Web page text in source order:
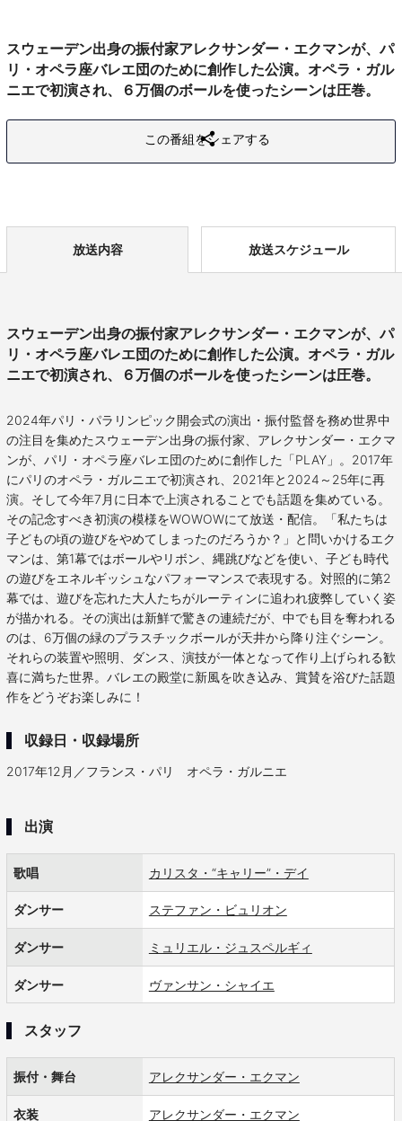
スウェーデン出身の振付家アレクサンダー・エクマンが、パ
リ・オペラ座バレエ団のために創作した公演。オペラ・ガル
ニエで初演され、６万個のボールを使ったシーンは圧巻。
この番組をシェアする
放送内容 放送スケジュール
スウェーデン出身の振付家アレクサンダー・エクマンが、パ
リ・オペラ座バレエ団のために創作した公演。オペラ・ガル
ニエで初演され、６万個のボールを使ったシーンは圧巻。
2024年パリ・パラリンピック開会式の演出・振付監督を務め世界中
の注目を集めたスウェーデン出身の振付家、アレクサンダー・エクマ
ンが、パリ・オペラ座バレエ団のために創作した「PLAY」。2017年
にパリのオペラ・ガルニエで初演され、2021年と2024～25年に再
演。そして今年7月に日本で上演されることでも話題を集めている。
その記念すべき初演の模様をWOWOWにて放送・配信。「私たちは
子どもの頃の遊びをやめてしまったのだろうか？」と問いかけるエク
マンは、第1幕ではボールやリボン、縄跳びなどを使い、子ども時代
の遊びをエネルギッシュなパフォーマンスで表現する。対照的に第2
幕では、遊びを忘れた大人たちがルーティンに追われ疲弊していく姿
が描かれる。その演出は新鮮で驚きの連続だが、中でも目を奪われる
のは、6万個の緑のプラスチックボールが天井から降り注ぐシーン。
それらの装置や照明、ダンス、演技が一体となって作り上げられる歓
喜に満ちた世界。バレエの殿堂に新風を吹き込み、賞賛を浴びた話題
作をどうぞお楽しみに！
収録日・収録場所
2017年12月／フランス・パリ オペラ・ガルニエ
出演
歌唱 カリスタ・“キャリー”・デイ
ダンサー ステファン・ビュリオン
ダンサー ミュリエル・ジュスペルギィ
ダンサー ヴァンサン・シャイエ
スタッフ
振付・舞台 アレクサンダー・エクマン
衣装 アレクサンダー・エクマン